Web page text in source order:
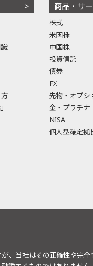
商品・サ
株式
米国株
中国株
投資信託
債券
FX
先物・オプシ
金・プラチナ
NISA
個人型確定拠
、当社はその正確性や完